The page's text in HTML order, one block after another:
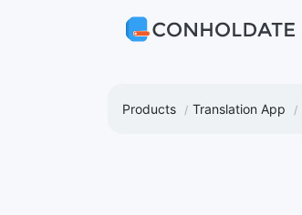
Products Translation App